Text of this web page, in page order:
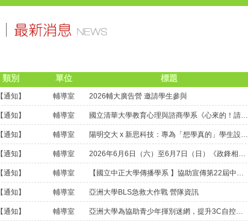
類別 單位 標題
【通知】 輔導室 2026輔大廣告營 邀請學生參與
【通知】 輔導室 國立清華大學教育心理與諮商學系《心來的！請諮援收銀》 暑期營隊資訊公告
【通知】 輔導室 陽明交大 x 新思科技：專為「想學真的」學生設計的台灣半導體 IC 營
【通知】 輔導室 2026年6月6日（六）至6月7日（日）《政鋒相對》2026東吳政治營 模擬台海防禦性公投
【通知】 輔導室 【國立中正大學傳播學系 】協助宣傳第22屆中正傳播營
【通知】 輔導室 亞洲大學BLS急救大作戰 營隊資訊
【通知】 輔導室 亞洲大學為協助青少年揮別迷網，提升3C自控力，本校中亞聯大網路成癮防治中心將辦理「2025青少年幸福不迷網：關機親子營隊」，隨函檢附招生簡章，敬請符合需求的青少年和家長踴躍報名參加。